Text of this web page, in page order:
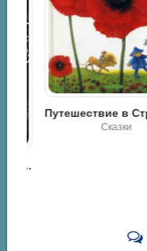
Сказки